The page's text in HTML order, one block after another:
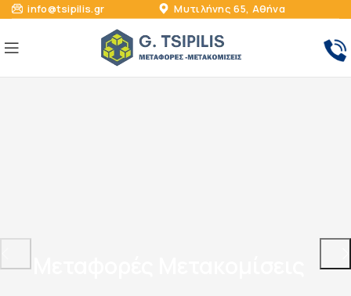
info@tsipilis.gr Μυτιλήνης 65, Αθήνα